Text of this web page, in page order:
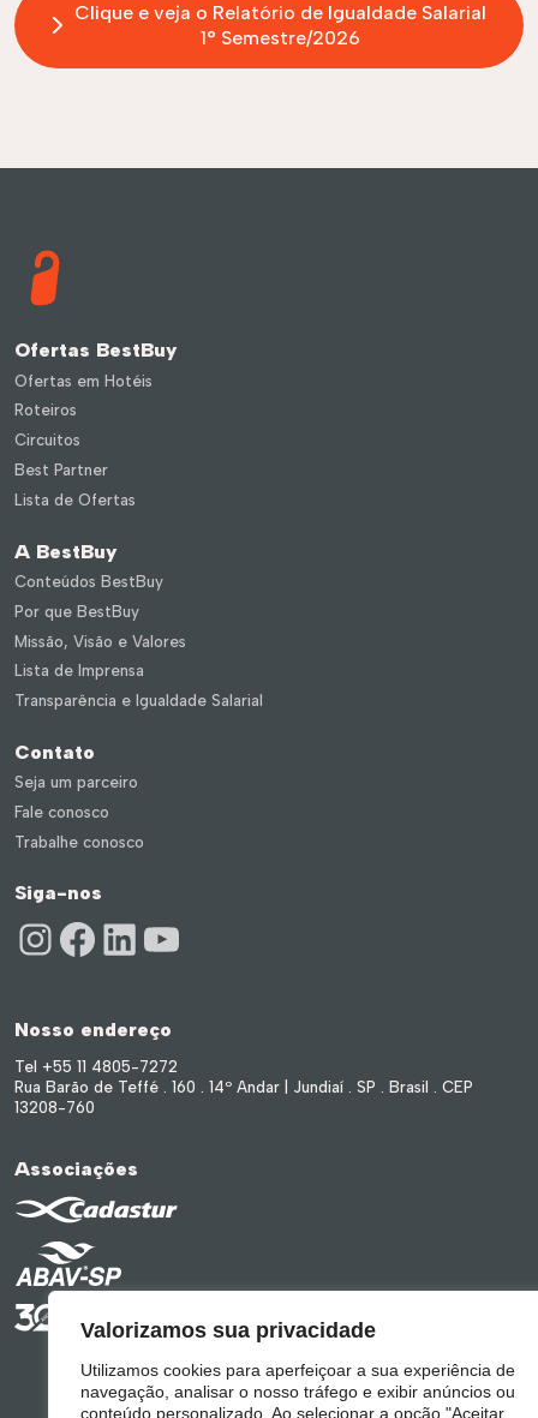
Clique e veja o Relatório de Igualdade Salarial
1° Semestre/2026
Ofertas BestBuy
Ofertas em Hotéis
Roteiros
Circuitos
Best Partner
Lista de Ofertas
A BestBuy
Conteúdos BestBuy
Por que BestBuy
Missão, Visão e Valores
Lista de Imprensa
Transparência e Igualdade Salarial
Contato
Seja um parceiro
Fale conosco
Trabalhe conosco
Siga-nos
Nosso endereço
Tel +55 11 4805-7272
Rua Barão de Teffé . 160 . 14º Andar | Jundiaí . SP . Brasil . CEP
13208-760
Associações
Valorizamos sua privacidade
Utilizamos cookies para aperfeiçoar a sua experiência de
navegação, analisar o nosso tráfego e exibir anúncios ou
conteúdo personalizado. Ao selecionar a opção "Aceitar